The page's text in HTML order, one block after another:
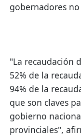
gobernadores
"La recaudación
52% de la
94% de la
que son claves
gobierno
provinciales",